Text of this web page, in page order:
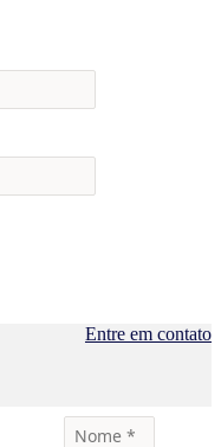
Entre em contato